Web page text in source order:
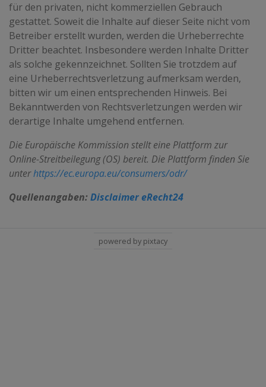
für den privaten, nicht kommerziellen Gebrauch
gestattet. Soweit die Inhalte auf dieser Seite nicht vom
Betreiber erstellt wurden, werden die Urheberrechte
Dritter beachtet. Insbesondere werden Inhalte Dritter
als solche gekennzeichnet. Sollten Sie trotzdem auf
eine Urheberrechtsverletzung aufmerksam werden,
bitten wir um einen entsprechenden Hinweis. Bei
Bekanntwerden von Rechtsverletzungen werden wir
derartige Inhalte umgehend entfernen.
Die Europäische Kommission stellt eine Plattform zur
Online-Streitbeilegung (OS) bereit. Die Plattform finden Sie
unterhttps://ec.europa.eu/consumers/odr/
Quellenangaben: Disclaimer eRecht24
powered by pixtacy